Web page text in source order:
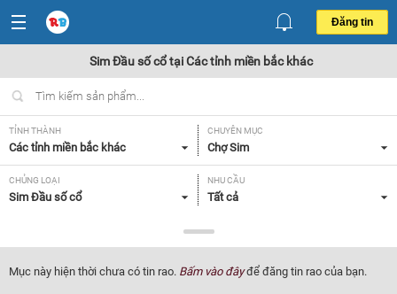
Đăng tin
Sim Đầu số cổ tại Các tỉnh miền bắc khác
TỈNH THÀNH
Các tỉnh miền bắc khác
CHUYÊN MỤC
Chợ Sim
CHỦNG LOẠI
Sim Đầu số cổ
NHU CẦU
Tất cả
5 - 10 triệu
Mục này hiện thời chưa có tin rao. Bấm vào đâyđể đăng tin rao của bạn.